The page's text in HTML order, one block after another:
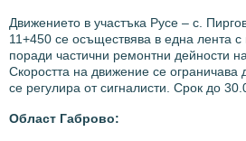
Движението в участъка Русе – с.
11+450 се осъществява в една лента
поради частични ремонтни дейности
Скоростта на движение се ограничава
се регулира от сигналисти. Срок до
Област Габрово: